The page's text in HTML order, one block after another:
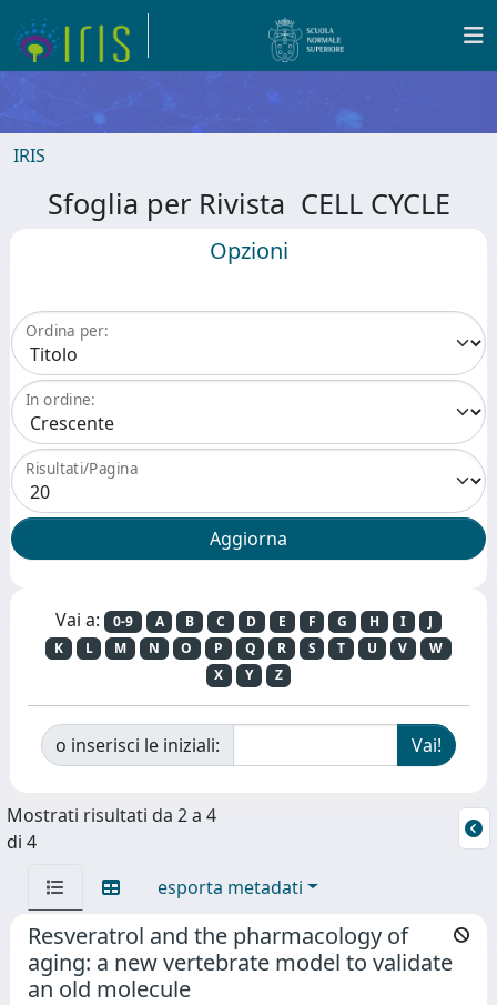
IRIS
Sfoglia per Rivista CELL CYCLE
Opzioni
Ordina per:
In ordine:
Risultati/Pagina
Vai a: 0-9 A B C D E F G H I
J
K
L M N O P Q R S T U V
W
X
Y Z
o inserisci le iniziali:
Mostrati risultati da 2 a 4
di 4
esporta metadati
Resveratrol and the pharmacology of
aging: a new vertebrate model to validate
an old molecule